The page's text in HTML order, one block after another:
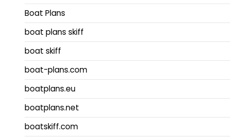
Boat Plans
boat plans skiff
boat skiff
boat-plans.com
boatplans.eu
boatplans.net
boatskiff.com